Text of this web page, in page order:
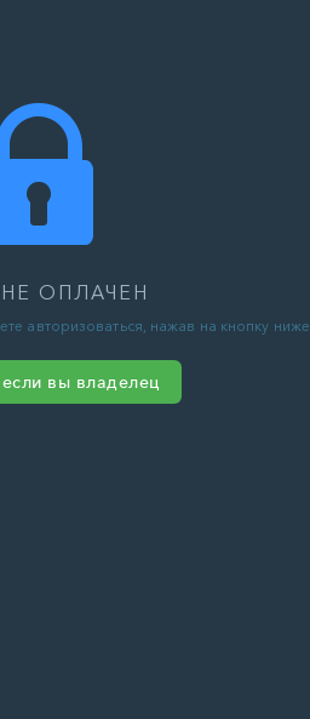
ОПЛАЧЕН
авторизоваться, нажав на кнопку ниже
вы владелец